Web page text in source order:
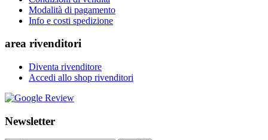
Modalità di pagamento
Info e costi spedizione
area rivenditori
Diventa rivenditore
Accedi allo shop rivenditori
Newsletter